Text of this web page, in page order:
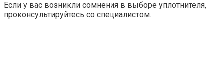
Если у вас возникли сомнения в выборе уплотнителя,
проконсультируйтесь со специалистом.